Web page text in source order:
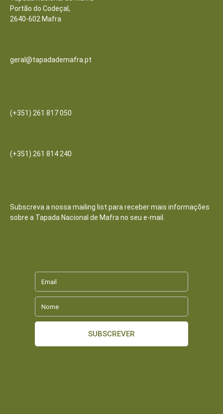
Portão do Codeçal,
2640-602 Mafra
geral@tapadademafra.pt
(+351) 261 817 050
(+351) 261 814 240
Subscreva a nossa mailing list para receber mais informações
sobre a Tapada Nacional de Mafra no seu e-mail.